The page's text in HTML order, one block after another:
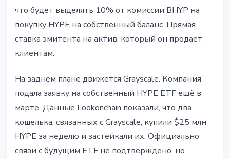
что будет выделять 10% от комиссии BHYP на
покупку HYPE на собственный баланс. Прямая
ставка эмитента на актив, который он продаёт
клиентам.
На заднем плане движется Grayscale. Компания
подала заявку на собственный HYPE ETF ещё в
марте. Данные Lookonchain показали, что два
кошелька, связанных с Grayscale, купили $25 млн
HYPE за неделю и застейкали их. Официально
связи с будущим ETF не подтверждено, но